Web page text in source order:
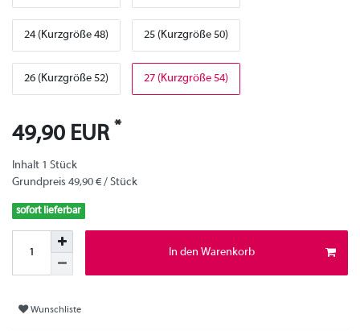
24 (Kurzgröße 48) 25 (Kurzgröße 50)
26 (Kurzgröße 52) 27 (Kurzgröße 54)
49,90 EUR *
Inhalt 1 Stück
Grundpreis 49,90 € / Stück
sofort lieferbar
In den Warenkorb
Wunschliste